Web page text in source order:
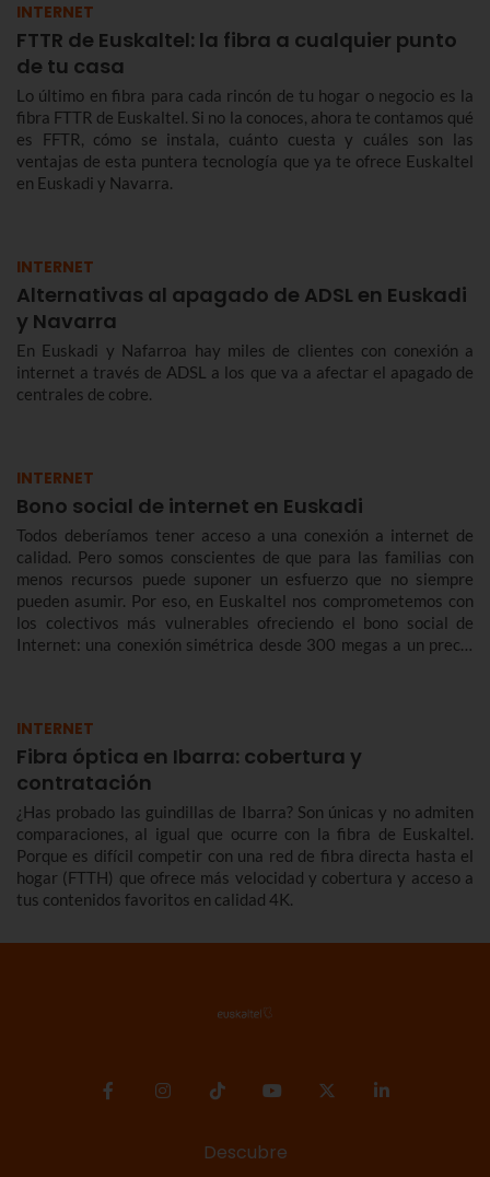
INTERNET
FTTR de Euskaltel: la fibra a cualquier punto
de tu casa
Lo último en fibra para cada rincón de tu hogar o negocio es la
fibra FTTR de Euskaltel. Si no la conoces, ahora te contamos qué
es FFTR, cómo se instala, cuánto cuesta y cuáles son las
ventajas de esta puntera tecnología que ya te ofrece Euskaltel
en Euskadi y Navarra.
INTERNET
Alternativas al apagado de ADSL en Euskadi
y Navarra
En Euskadi y Nafarroa hay miles de clientes con conexión a
internet a través de ADSL a los que va a afectar el apagado de
centrales de cobre.
INTERNET
Bono social de internet en Euskadi
Todos deberíamos tener acceso a una conexión a internet de
calidad. Pero somos conscientes de que para las familias con
menos recursos puede suponer un esfuerzo que no siempre
pueden asumir. Por eso, en Euskaltel nos comprometemos con
los colectivos más vulnerables ofreciendo el bono social de
Internet: una conexión simétrica desde 300 megas a un precio
INTERNET
Fibra óptica en Ibarra: cobertura y
contratación
¿Has probado las guindillas de Ibarra? Son únicas y no admiten
comparaciones, al igual que ocurre con la fibra de Euskaltel.
Porque es difícil competir con una red de fibra directa hasta el
hogar (FTTH) que ofrece más velocidad y cobertura y acceso a
tus contenidos favoritos en calidad 4K.
Descubre